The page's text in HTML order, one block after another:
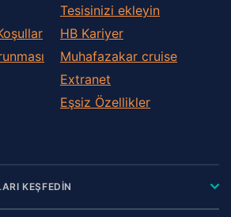
Steige
Tesisinizi ekleyin
HB Kariyer
Muhafazakar сruise
Extranet
Eşsiz Özellikler
KEŞFEDİN